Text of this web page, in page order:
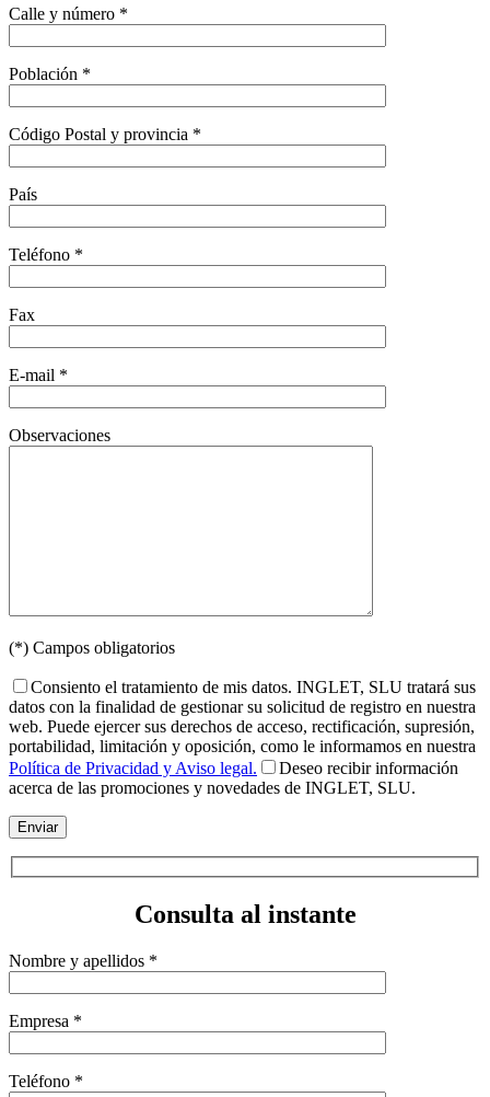
Calle y número *
Población *
Código Postal y provincia *
País
Teléfono *
Fax
E-mail *
Observaciones
(*) Campos obligatorios
Consiento el tratamiento de mis datos. INGLET, SLU tratará sus
datos con la finalidad de gestionar su solicitud de registro en nuestra
web. Puede ejercer sus derechos de acceso, rectificación, supresión,
portabilidad, limitación y oposición, como le informamos en nuestra
Política de Privacidad y Aviso legal.
Deseo recibir información
acerca de las promociones y novedades de INGLET, SLU.
Consulta al instante
Nombre y apellidos *
Empresa *
Teléfono *